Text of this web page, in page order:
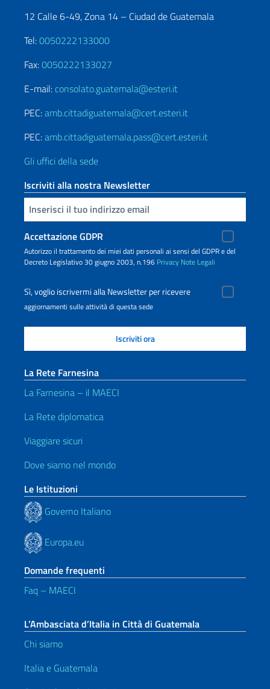
12 Calle 6-49, Zona 14 – Ciudad de Guatemala
Tel:0050222133000
Fax:0050222133027
E-mail: consolato.guatemala@esteri.it
PEC:amb.cittadiguatemala@cert.esteri.it
PEC:amb.cittadiguatemala.pass@cert.esteri.it
Gli uffici della sede
Iscriviti alla nostra Newsletter
Inserisci la tua email
Accettazione GDPR
Autorizzo il trattamento dei miei dati personali ai sensi del GDPR e del
Decreto Legislativo 30 giugno 2003, n.196 Privacy Note Legali
Sì, voglio iscrivermi alla Newsletter per ricevere
aggiornamenti sulle attività di questa sede
La Rete Farnesina
La Farnesina – il MAECI
La Rete diplomatica
Viaggiare sicuri
Dove siamo nel mondo
Le Istituzioni
Governo Italiano
Europa.eu
Domande frequenti
Faq – MAECI
L’Ambasciata d’Italia in Città di Guatemala
Chi siamo
Italia e Guatemala